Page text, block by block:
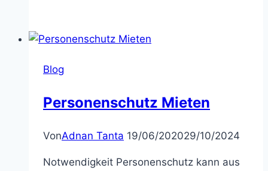
Blog
Personenschutz Mieten
VonAdnan Tanta 19/06/202029/10/2024
Notwendigkeit Personenschutz kann aus